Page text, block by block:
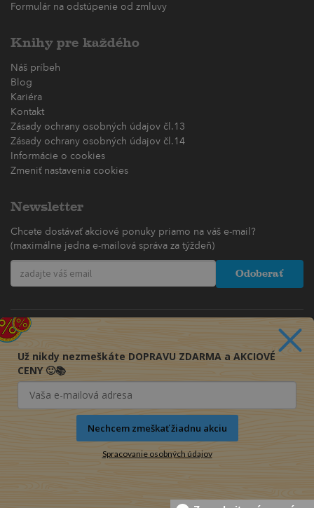
Formulár na odstúpenie od zmluvy
Knihy pre každého
Náš príbeh
Blog
Kariéra
Kontakt
Zásady ochrany osobných údajov čl.13
Zásady ochrany osobných údajov čl.14
Informácie o cookies
Zmeniť nastavenia cookies
Newsletter
Chcete dostávať akciové ponuky priamo na váš e-mail?
(maximálne jedna e-mailová správa za týždeň)
Odoberať
Už nikdy nezmeškáte DOPRAVU ZDARMA a AKCIOVÉ
CENY 🙂📚
Nechcem zmeškať žiadnu akciu
Spracovanie osobných údajov